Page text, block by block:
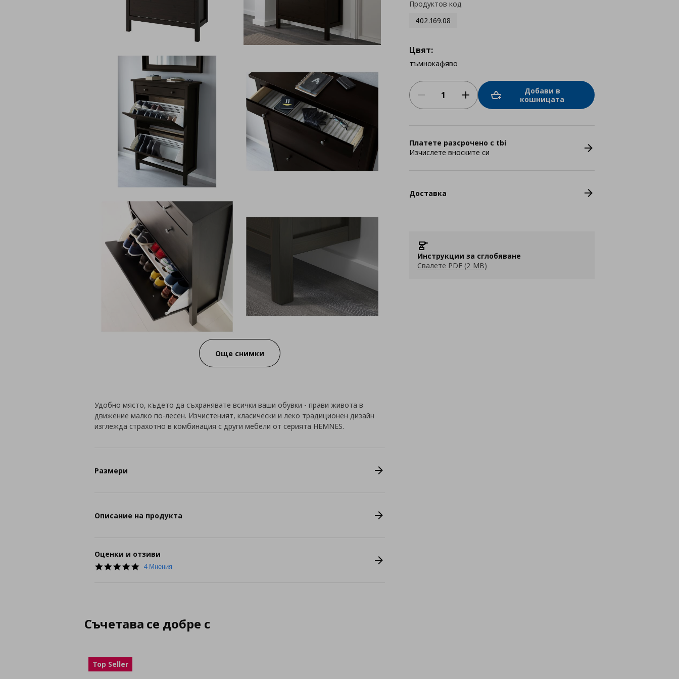
Още снимки
Продуктов код
402.169.08
Цвят:
тъмнокафяво
Добави в
кошницата
Платете разсрочено с tbi
Изчислете вноските си
Доставка
Инструкции за сглобяване
Свалете PDF (2 MB)
Удобно място, където да съхранявате всички ваши обувки - прави живота в
движение малко по-лесен. Изчистеният, класически и леко традиционен дизайн
изглежда страхотно в комбинация с други мебели от серията HEMNES.
Размери
Описание на продукта
Оценки и отзиви
4.8
4 Мнения
Съчетава се добре с
Top Seller